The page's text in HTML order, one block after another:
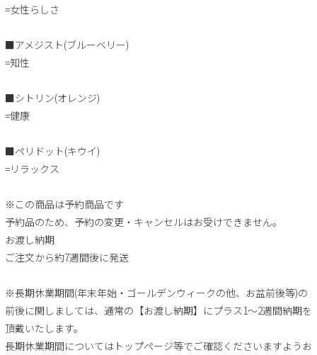
=女性らしさ
■アメジスト(ブルーベリー)
=知性
■シトリン(オレンジ)
=健康
■ペリドット(キウイ)
=リラックス
※この商品は予約商品です
予約品のため、予約の変更・キャンセルはお受けできません。
お渡し納期
ご注文から約7週間後に発送
※長期休業期間(年末年始・ゴールデンウィークの他、お盆前後等)の
前後に関しましては、通常の【お渡し納期】にプラス1～2週間納期を
頂戴いたします。
長期休業期間についてはトップページ等でご確認くださいますようお